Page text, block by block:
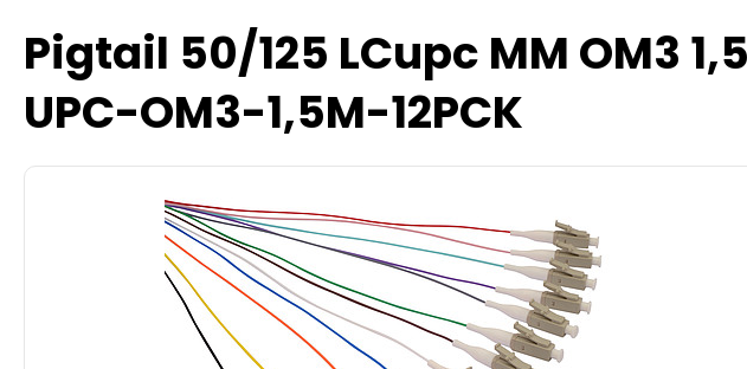
Pigtail 50/125 LCupc MM OM3
UPC-OM3-1,5M-12PCK